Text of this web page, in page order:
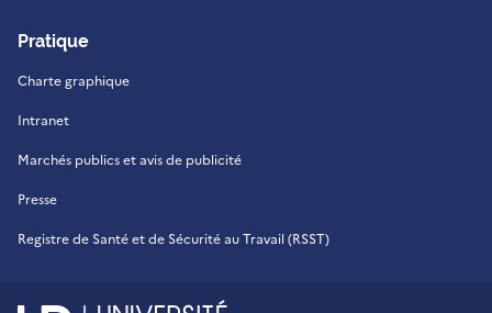
Pratique
Charte graphique
Intranet
Marchés publics et avis de publicité
Presse
Registre de Santé et de Sécurité au Travail (RSST)